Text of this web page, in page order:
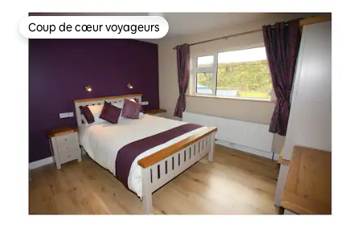
Coup de cœur voyageurs
Coup de cœur voyageurs